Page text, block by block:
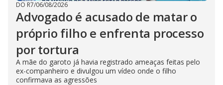
DO R7/06/08/2026
Advogado é acusado de matar o
próprio filho e enfrenta processo
por tortura
A mãe do garoto já havia registrado ameaças feitas pelo
ex-companheiro e divulgou um vídeo onde o filho
confirmava as agressões